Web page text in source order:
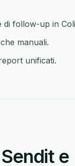
di follow-up in
manuali.
unificati.
e